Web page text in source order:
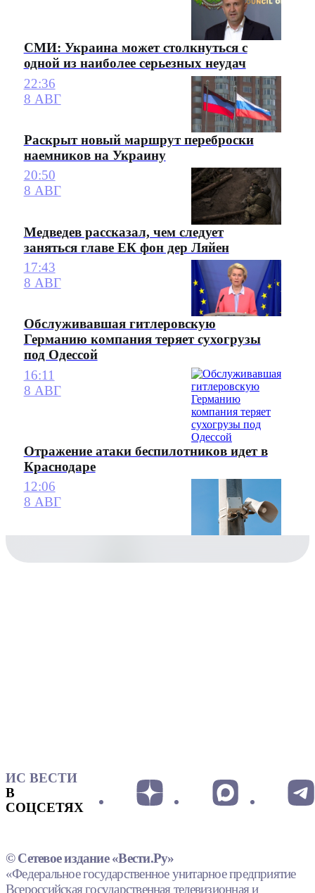
СМИ: Украина может столкнуться с
одной из наиболее серьезных неудач
22:36
8 АВГ
Раскрыт новый маршрут переброски
наемников на Украину
20:50
8 АВГ
Медведев рассказал, чем следует
заняться главе ЕК фон дер Ляйен
17:43
8 АВГ
Обслуживавшая гитлеровскую
Германию компания теряет сухогрузы
под Одессой
16:11
8 АВГ
Отражение атаки беспилотников идет в
Краснодаре
12:06
8 АВГ
ИС ВЕСТИ
В
СОЦСЕТЯХ
© Сетевое издание «Вести.Ру»
«Федеральное государственное унитарное предприятие
Всероссийская государственная телевизионная и